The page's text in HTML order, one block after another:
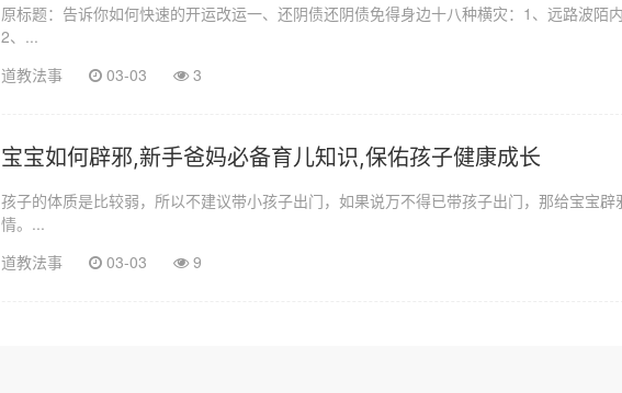
原标题：告诉你如何快速的开运改运一、还阴债还阴债免得身边十八种横灾：1、远路波陌
2、...
道教法事
03-03 3
宝宝如何辟邪,新手爸妈必备育儿知识,保佑孩子健康成长
孩子的体质是比较弱，所以不建议带小孩子出门，如果说万不得已带孩子出门，那给宝宝辟
情。...
道教法事
03-03 9